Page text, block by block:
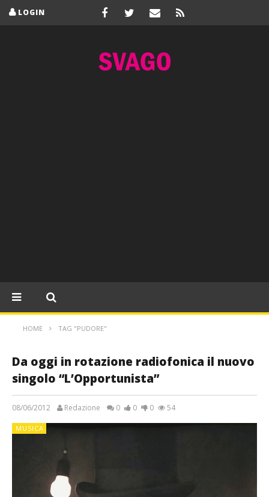
LOGIN
HOME TAG "PUDORE"
Da oggi in rotazione radiofonica il nuovo
singolo “L’Opportunista”
08/06/2012 Redazione 0 0 0 54
MUSICA